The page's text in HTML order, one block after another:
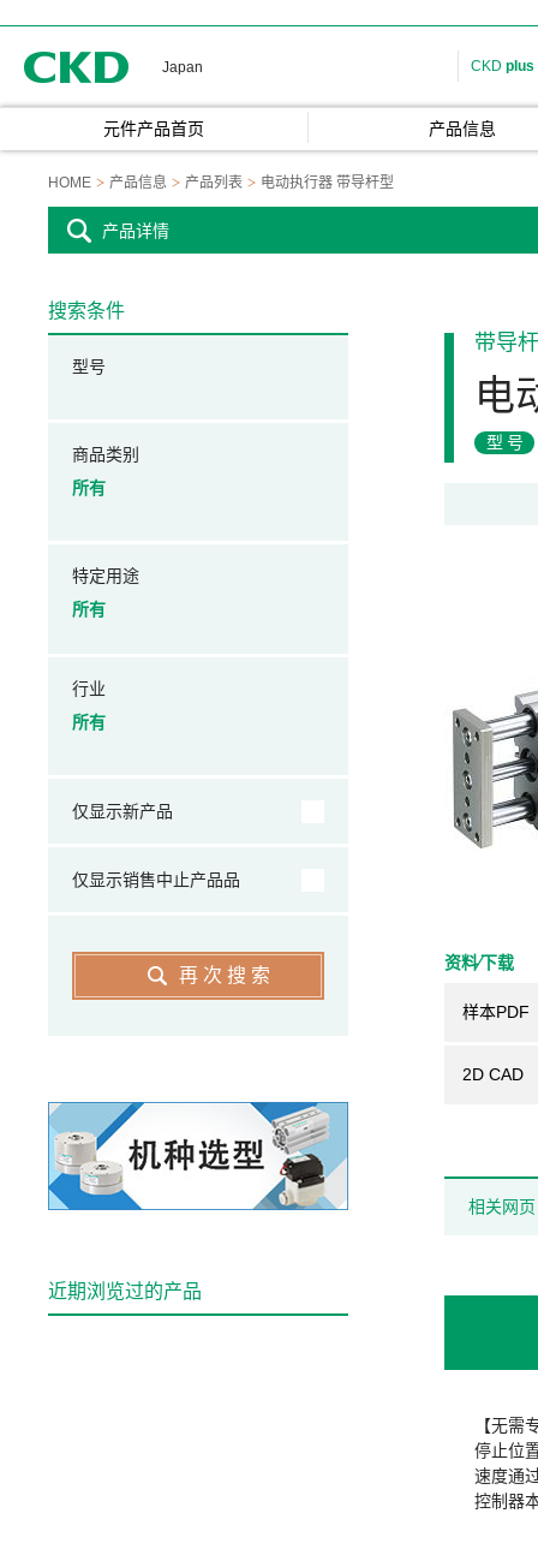
Japan CKD plus
元件产品首页 产品信息
HOME 产品信息 产品列表 电动执行器 带导杆型
产品详情
带导
电
型号
资料⁄下载
样本PDF
2D CAD
相关网页
【无需
停止位
速度通
控制器
搜索条件
型号
商品类别
所有
特定用途
所有
行业
所有
仅显示新产品
仅显示销售中止产品品
再次搜索
近期浏览过的产品